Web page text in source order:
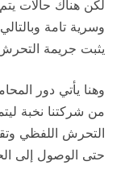
لكن هناك حالات
وسرية تامة
يثبت جريمة
وهنا يأتي دور
من شركتنا نخبة
التحرش اللفظي
حتى الوصول إلى